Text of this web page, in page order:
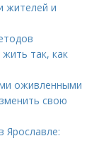
жителей и
так, как
оживленными
свою
Ярославле: